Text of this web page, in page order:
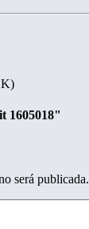
1605018"
será publicada.